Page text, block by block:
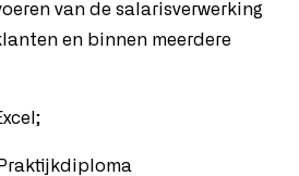
van de salarisverwerking
en binnen meerdere